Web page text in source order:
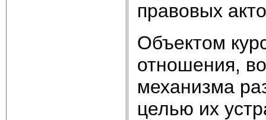
правовых
Объектом
отношения,
механизма
целью их